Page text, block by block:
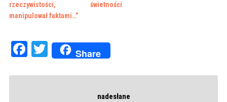
rzeczywistości,
manipulował faktami…”
świetności
Facebook
Twitter
Share
nadesłane